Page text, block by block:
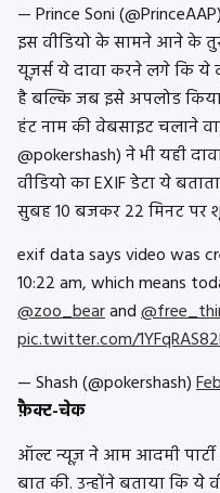
— Prince Soni (@PrinceAAP)
इस वीडियो के सामने आने के
यूज़र्स ये दावा करने लगे कि ये
है बल्कि जब इसे अपलोड
हंट नाम की वेबसाइट चलाने
@pokershash) ने भी यही
वीडियो का EXIF डेटा ये
सुबह 10 बजकर 22 मिनट पर
exif data says video was
10:22 am, which means
@zoo_bearand
pic.twitter.com/
— Shash (@pokershash)
फ़ैक्ट-चेक
ऑल्ट न्यूज़ ने आम आदमी
बात की. उन्होंने बताया कि ये